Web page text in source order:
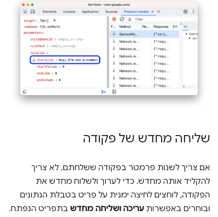
שליחה מחדש של פקודה
אם צריך לשנות פרמטר בפקודה ששלחתם, לא צריך
להקליד אותה מחדש. כדי לערוך ולשלוח מחדש את
הפקודה, לוחצים לחיצה ימנית על פריט בטבלת הנתונים
ובוחרים באפשרות עריכה ושליחה מחדש בתפריט הנפתח.